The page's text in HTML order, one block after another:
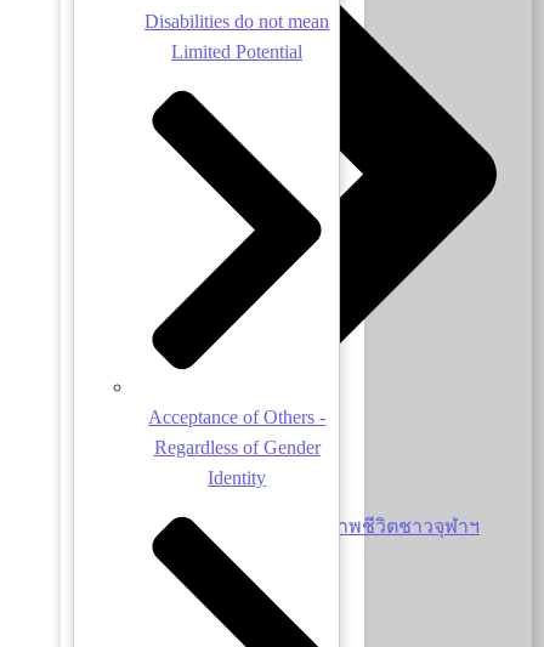
นโยบายเพื่อการดูแลคุณภาพชีวิตชาวจุฬาฯ
Disabilities do not mean
Limited Potential
Acceptance of Others -
Regardless of Gender
Identity